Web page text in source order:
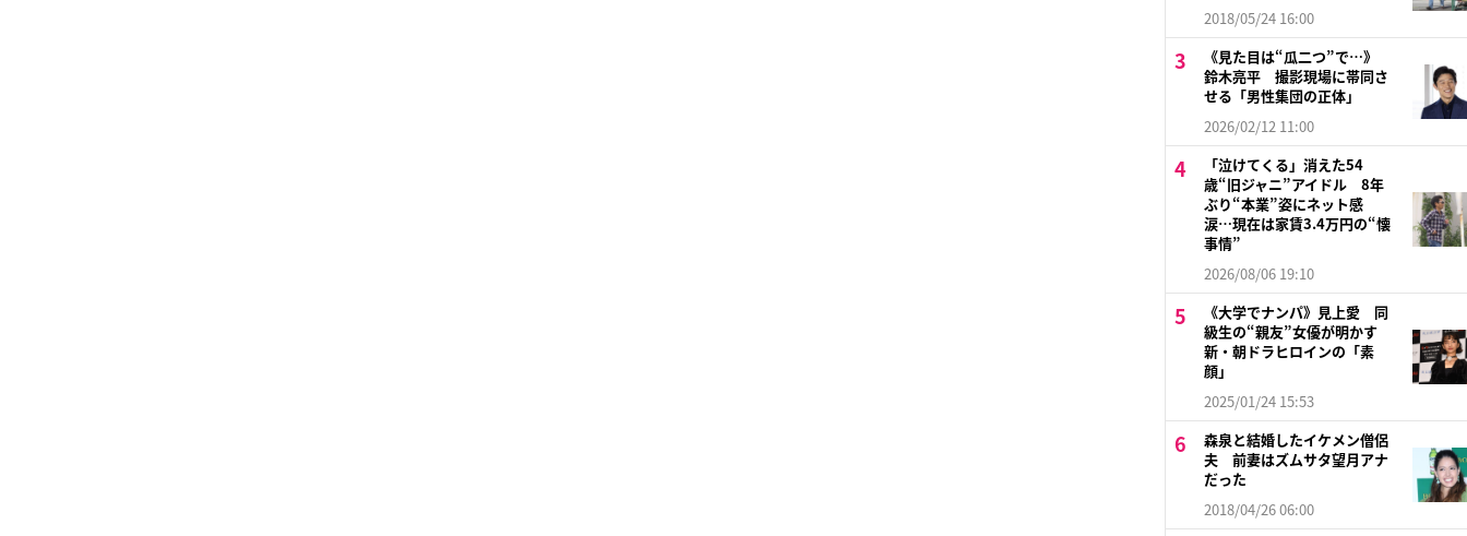
2018/05/24 16:00
《見た目は“瓜二つ”で…》
鈴木亮平 撮影現場に帯同さ
せる「男性集団の正体」
2026/02/12 11:00
「泣けてくる」消えた54
歳“旧ジャニ”アイドル 8年
ぶり“本業”姿にネット感
涙…現在は家賃3.4万円の“懐
事情”
2026/08/06 19:10
《大学でナンパ》見上愛 同
級生の“親友”女優が明かす
新・朝ドラヒロインの「素
顔」
2025/01/24 15:53
森泉と結婚したイケメン僧侶
夫 前妻はズムサタ望月アナ
だった
2018/04/26 06:00